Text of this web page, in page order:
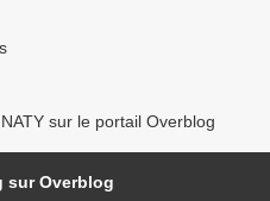
sur le portail Overblog
sur Overblog